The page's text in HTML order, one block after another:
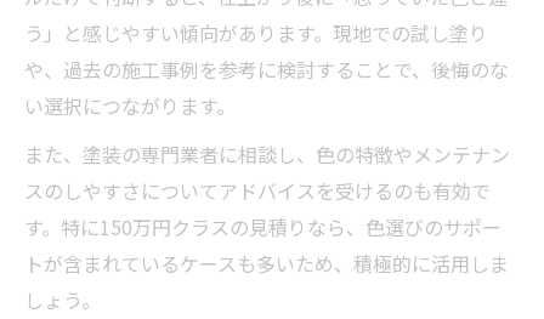
う」と感じやすい傾向があります。現地での試し塗り
や、過去の施工事例を参考に検討することで、後悔のな
い選択につながります。
また、塗装の専門業者に相談し、色の特徴やメンテナン
スのしやすさについてアドバイスを受けるのも有効で
す。特に150万円クラスの見積りなら、色選びのサポー
トが含まれているケースも多いため、積極的に活用しま
しょう。